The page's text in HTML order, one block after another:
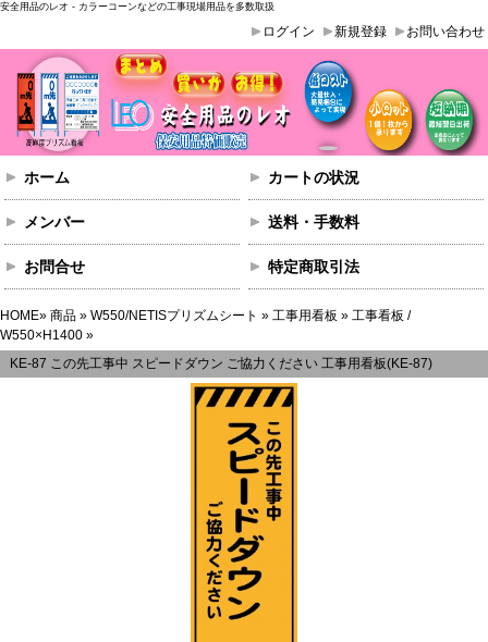
安全用品のレオ - カラーコーンなどの工事現場用品を多数取扱
お問い合わせ
新規登録
ログイン
ホーム カートの状況
メンバー 送料・手数料
お問合せ 特定商取引法
HOME» 商品 » W550/NETISプリズムシート » 工事用看板 » 工事看板 /
W550×H1400 »
KE-87 この先工事中 スピードダウン ご協力ください 工事用看板(KE-87)